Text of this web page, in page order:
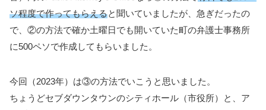
ソ程度で作ってもらえると聞いていましたが、急ぎだったの
で、②の方法で確か土曜日でも開いていた町の弁護士事務所
に500ペソで作成してもらいました。
今回（2023年）は③の方法でいこうと思いました。
ちょうどセブダウンタウンのシティホール（市役所）と、ア